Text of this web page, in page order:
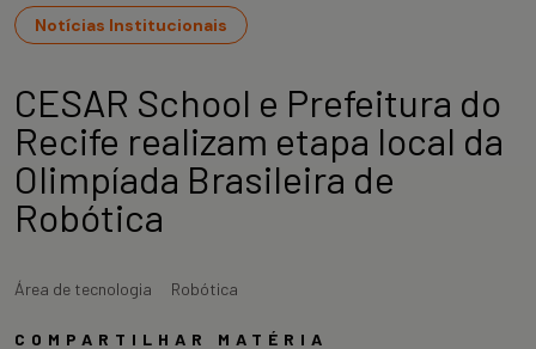
Notícias Institucionais
CESAR School e Prefeitura do
Recife realizam etapa local da
Olimpíada Brasileira de
Robótica
Área de tecnologia Robótica
COMPARTILHAR MATÉRIA